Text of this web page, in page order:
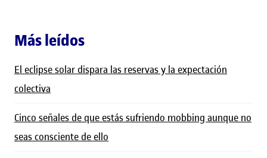
Más leídos
El eclipse solar dispara las reservas y la expectación
colectiva
Cinco señales de que estás sufriendo mobbing aunque no
seas consciente de ello